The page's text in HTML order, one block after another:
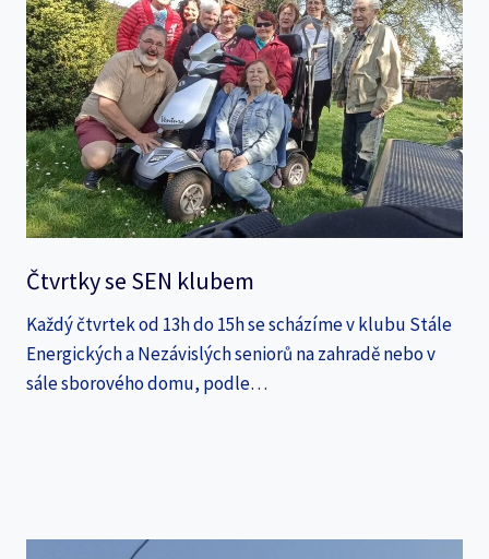
Čtvrtky se SEN klubem
Každý čtvrtek od 13h do 15h se scházíme v klubu Stále
Energických a Nezávislých seniorů na zahradě nebo v
sále sborového domu, podle…